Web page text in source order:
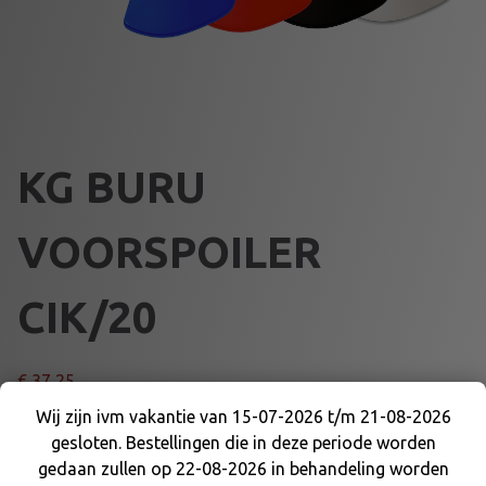
KG BURU
VOORSPOILER
CIK/20
€37,25
KLEUR
Wij zijn ivm vakantie van 15-07-2026 t/m 21-08-
2026 gesloten. Bestellingen die in deze periode
Wij zijn ivm vakantie van 15-07-2026 t/m 21-08-2026
gesloten. Bestellingen die in deze periode worden
gedaan zullen op 22-08-2026 in behandeling worden